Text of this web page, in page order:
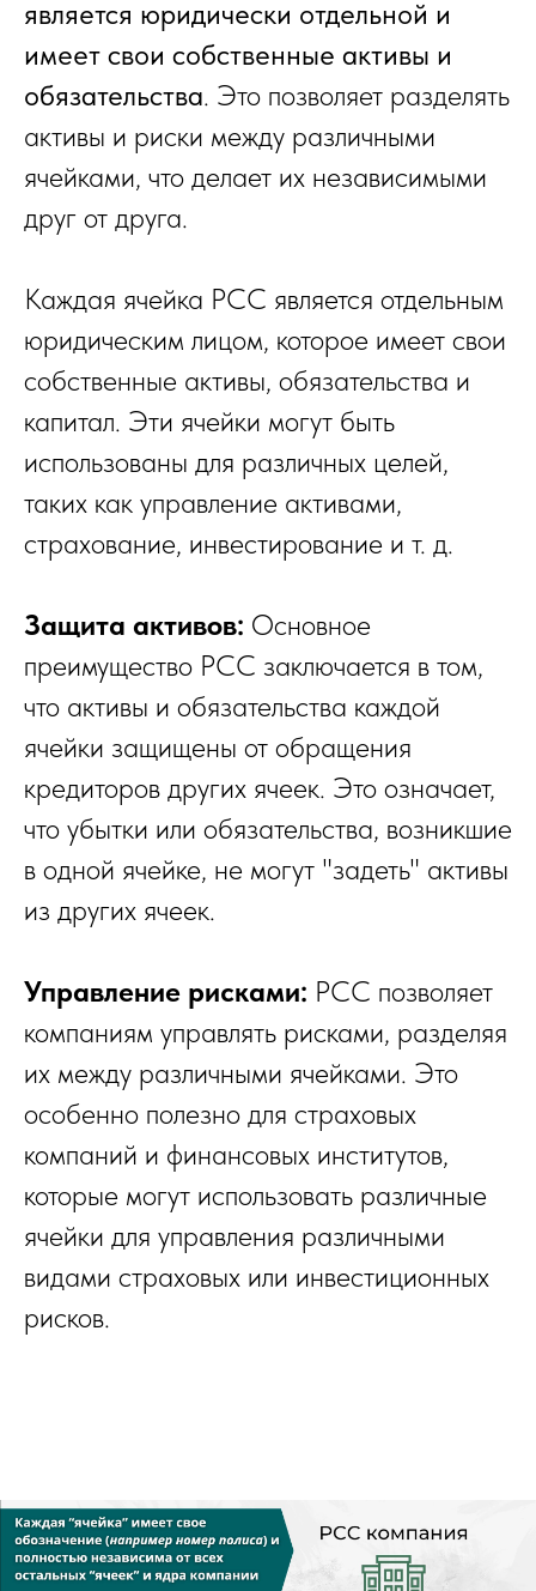
является юридически отдельной и
имеет свои собственные активы и
обязательства. Это позволяет разделять
активы и риски между различными
ячейками, что делает их независимыми
друг от друга.
Каждая ячейка PCC является отдельным
юридическим лицом, которое имеет свои
собственные активы, обязательства и
капитал. Эти ячейки могут быть
использованы для различных целей,
таких как управление активами,
страхование, инвестирование и т. д.
Защита активов: Основное
преимущество PCC заключается в том,
что активы и обязательства каждой
ячейки защищены от обращения
кредиторов других ячеек. Это означает,
что убытки или обязательства, возникшие
в одной ячейке, не могут "задеть" активы
из других ячеек.
Управление рисками: PCC позволяет
компаниям управлять рисками, разделяя
их между различными ячейками. Это
особенно полезно для страховых
компаний и финансовых институтов,
которые могут использовать различные
ячейки для управления различными
видами страховых или инвестиционных
рисков.